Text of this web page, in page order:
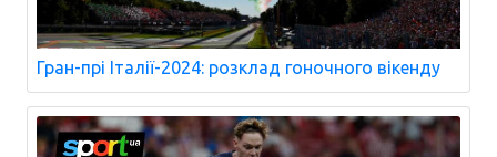
Гран-прі Італії-2024: розклад гоночного вікенду